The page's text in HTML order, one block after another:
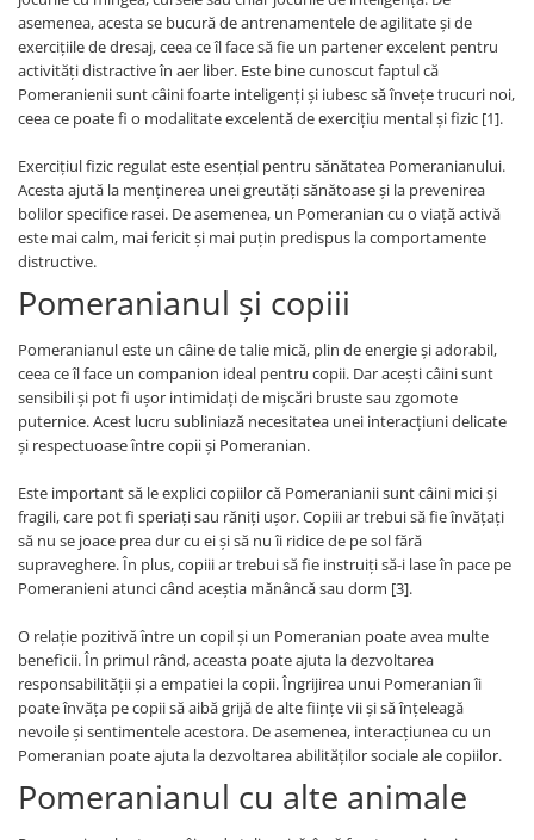
asemenea, acesta se bucură de antrenamentele de agilitate și de
exercițiile de dresaj, ceea ce îl face să fie un partener excelent pentru
activități distractive în aer liber. Este bine cunoscut faptul că
Pomeranienii sunt câini foarte inteligenți și iubesc să învețe trucuri noi,
ceea ce poate fi o modalitate excelentă de exercițiu mental și fizic [1].
Exercițiul fizic regulat este esențial pentru sănătatea Pomeranianului.
Acesta ajută la menținerea unei greutăți sănătoase și la prevenirea
bolilor specifice rasei. De asemenea, un Pomeranian cu o viață activă
este mai calm, mai fericit și mai puțin predispus la comportamente
distructive.
Pomeranianul și copiii
Pomeranianul este un câine de talie mică, plin de energie și adorabil,
ceea ce îl face un companion ideal pentru copii. Dar acești câini sunt
sensibili și pot fi ușor intimidați de mișcări bruste sau zgomote
puternice. Acest lucru subliniază necesitatea unei interacțiuni delicate
și respectuoase între copii și Pomeranian.
Este important să le explici copiilor că Pomeranianii sunt câini mici și
fragili, care pot fi speriați sau răniți ușor. Copiii ar trebui să fie învățați
să nu se joace prea dur cu ei și să nu îi ridice de pe sol fără
supraveghere. În plus, copiii ar trebui să fie instruiți să-i lase în pace pe
Pomeranieni atunci când aceștia mănâncă sau dorm [3].
O relație pozitivă între un copil și un Pomeranian poate avea multe
beneficii. În primul rând, aceasta poate ajuta la dezvoltarea
responsabilității și a empatiei la copii. Îngrijirea unui Pomeranian îi
poate învăța pe copii să aibă grijă de alte ființe vii și să înțeleagă
nevoile și sentimentele acestora. De asemenea, interacțiunea cu un
Pomeranian poate ajuta la dezvoltarea abilităților sociale ale copiilor.
Pomeranianul cu alte animale